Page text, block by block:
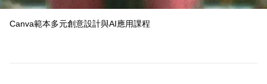
Canva範本多元創意設計與AI應用課程